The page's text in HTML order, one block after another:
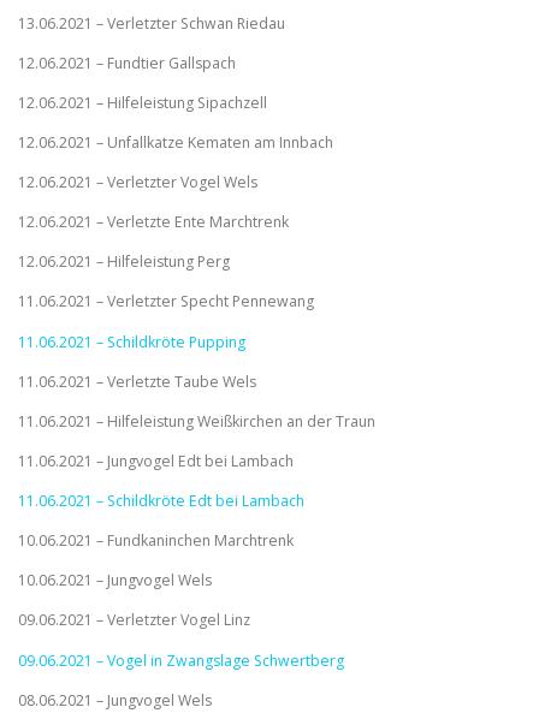
13.06.2021 – Verletzter Schwan Riedau
12.06.2021 – Fundtier Gallspach
12.06.2021 – Hilfeleistung Sipachzell
12.06.2021 – Unfallkatze Kematen am Innbach
12.06.2021 – Verletzter Vogel Wels
12.06.2021 – Verletzte Ente Marchtrenk
12.06.2021 – Hilfeleistung Perg
11.06.2021 – Verletzter Specht Pennewang
11.06.2021 – Schildkröte Pupping
11.06.2021 – Verletzte Taube Wels
11.06.2021 – Hilfeleistung Weißkirchen an der Traun
11.06.2021 – Jungvogel Edt bei Lambach
11.06.2021 – Schildkröte Edt bei Lambach
10.06.2021 – Fundkaninchen Marchtrenk
10.06.2021 – Jungvogel Wels
09.06.2021 – Verletzter Vogel Linz
09.06.2021 – Vogel in Zwangslage Schwertberg
08.06.2021 – Jungvogel Wels